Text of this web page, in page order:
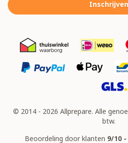
Inschrijven
© 2014 - 2026 Allprepare. Alle
btw.
Beoordeling door klanten 9/10 -